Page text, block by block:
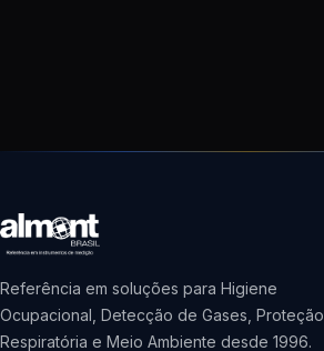
Referência em soluções para Higiene
Ocupacional, Detecção de Gases, Proteção
Respiratória e Meio Ambiente desde 1996.